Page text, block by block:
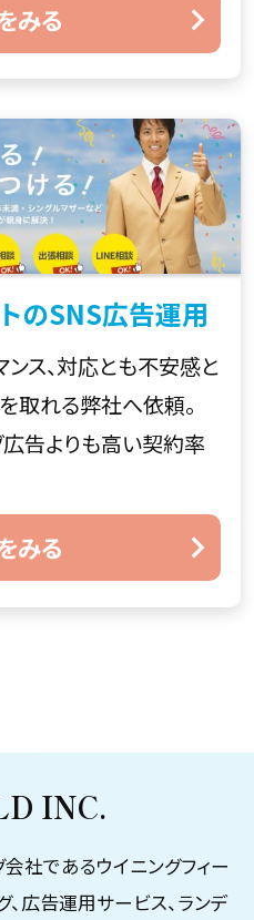
みる
のSNS広告運用
ス、対応とも不安感と
取れる弊社へ依頼。
告よりも高い契約率
みる
INC.
社であるウイニングフィー
、広告運用サービス、ランデ